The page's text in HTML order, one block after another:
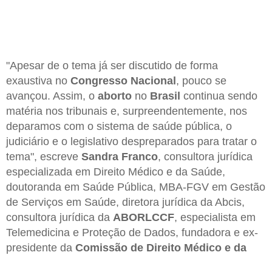
"Apesar de o tema já ser discutido de forma
exaustiva no Congresso Nacional , pouco se
avançou. Assim, o aborto no Brasil continua sendo
matéria nos tribunais e, surpreendentemente, nos
deparamos com o sistema de saúde pública, o
judiciário e o legislativo despreparados para tratar o
tema", escreve Sandra Franco, consultora jurídica
especializada em Direito Médico e da Saúde,
doutoranda em Saúde Pública, MBA-FGV em Gestão
de Serviços em Saúde, diretora jurídica da Abcis,
consultora jurídica da ABORLCCF, especialista em
Telemedicina e Proteção de Dados, fundadora e ex-
presidente da Comissão de Direito Médico e da